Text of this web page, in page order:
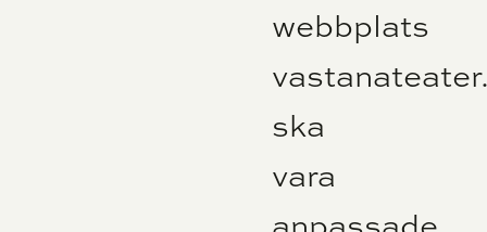
webbplats
ska
vara